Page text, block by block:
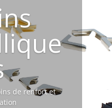
de renfort et